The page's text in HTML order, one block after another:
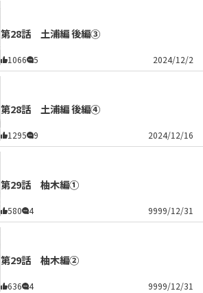
第28話 土浦編 後編③
1066 5 2024/12/2
第28話 土浦編 後編④
1295 9 2024/12/16
第29話 柚木編①
580 4 9999/12/31
第29話 柚木編②
636 4 9999/12/31